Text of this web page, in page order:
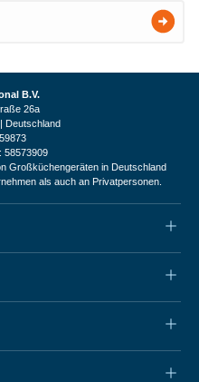
B.V.
26a
Deutschland
58573909
Großküchengeräten in Deutschland
als auch an Privatpersonen.